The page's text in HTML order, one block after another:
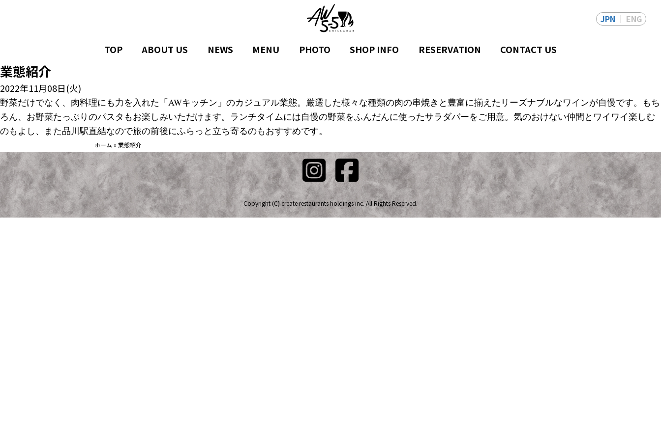
TOP ABOUT US NEWS MENU PHOTO SHOP INFO RESERVATION CONTACT US
JPN ENG
業態紹介
2022年11月08日(火)
野菜だけでなく、肉料理にも力を入れた「AWキッチン」 のカジュアル業態。 厳選した様々な種類の肉の串焼きと豊富に揃えたリーズナブルなワインが自慢です。もち
ろん、 お野菜たっぷりのパスタもお楽しみいただけます。 ランチタイムには自慢の野菜をふんだんに使ったサラダバーをご用意。気のおけない仲間とワイワイ楽しむ
のもよし、
また品川駅直結なので旅の前後にふらっと立ち寄るのもおすすめです。
ホーム » 業態紹介
Copyright (C) create restaurants holdings inc. All Rights Reserved.